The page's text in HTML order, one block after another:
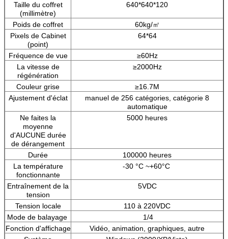
Taille du coffret
(millimètre)
640*640*120
Poids de coffret
60kg/㎡
Pixels de Cabinet
(point)
64*64
Fréquence de vue
≥60Hz
La vitesse de
régénération
≥2000Hz
Couleur grise
≥16.7M
Ajustement d'éclat
manuel de 256 catégories, catégorie 8
automatique
Ne faites la
moyenne
d'AUCUNE durée
de dérangement
5000 heures
Durée
100000 heures
La température
fonctionnante
-30 °C ~+60°C
Entraînement de la
tension
5VDC
Tension locale
110 à 220VDC
Mode de balayage
1/4
Fonction d'affichage
Vidéo, animation, graphiques, autre